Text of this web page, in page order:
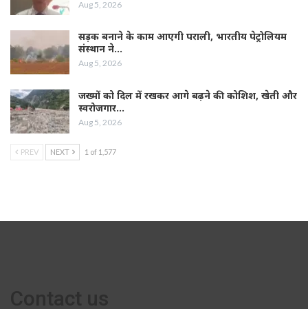
Aug 5, 2026
सड़क बनाने के काम आएगी पराली, भारतीय पेट्रोलियम
संस्थान ने…
Aug 5, 2026
जख्मों को दिल में रखकर आगे बढ़ने की कोशिश, खेती और
स्वरोजगार…
Aug 5, 2026
PREV NEXT 1 of 1,577